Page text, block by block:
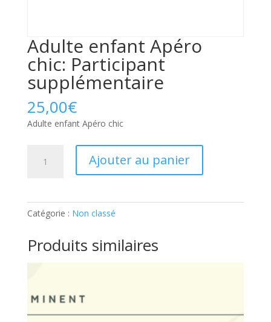
Adulte enfant Apéro
chic: Participant
supplémentaire
25,00€
Adulte enfant Apéro chic
Apéro
supplémentaire
Ajouter au panier
Catégorie : Non classé
Produits similaires